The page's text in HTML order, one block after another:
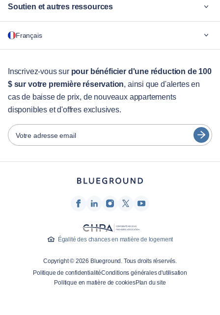
Soutien et autres ressources
Pour les entreprises
Services aux visiteurs
Guides des villes
Partenaires
Opérateurs de location de meubles
Propriétaires
Partenaires de franchise
À propos de nous
Français
English
Português
Español
Français
Türkçe
Inscrivez-vous sur pour bénéficier d'une réduction de 100
$ sur votre première réservation, ainsi que d'alertes en
cas de baisse de prix, de nouveaux appartements
disponibles et d'offres exclusives.
Votre adresse email
Égalité des chances en matière de logement
Copyright © 2026 Blueground. Tous droits réservés.
Politique de confidentialitéConditions générales d'utilisation
Politique en matière de cookiesPlan du site